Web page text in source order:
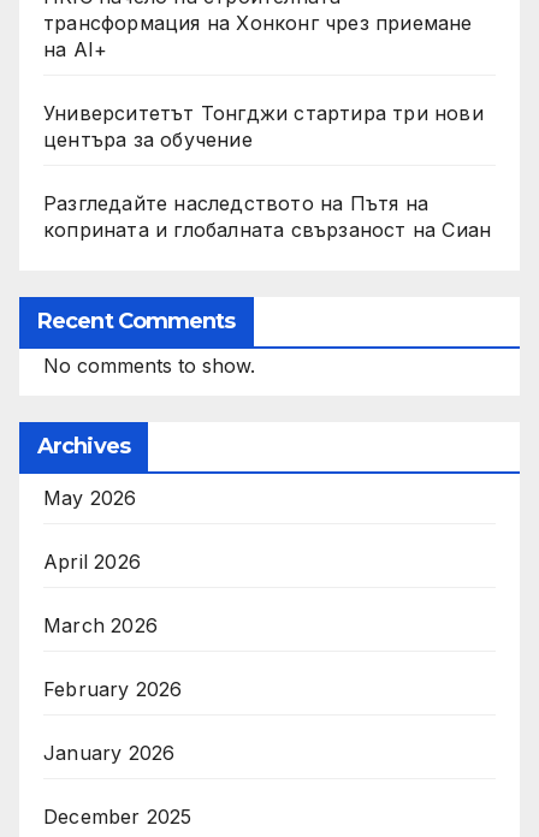
трансформация на Хонконг чрез приемане
на AI+
Университетът Тонгджи стартира три нови
центъра за обучение
Разгледайте наследството на Пътя на
коприната и глобалната свързаност на Сиан
Recent Comments
No comments to show.
Archives
May 2026
April 2026
March 2026
February 2026
January 2026
December 2025